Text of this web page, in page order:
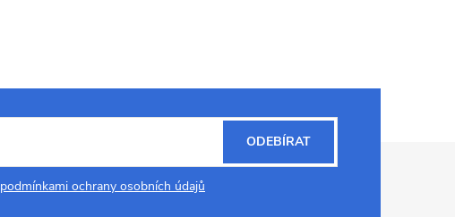
podmínkami ochrany osobních údajů
ODEBÍRAT